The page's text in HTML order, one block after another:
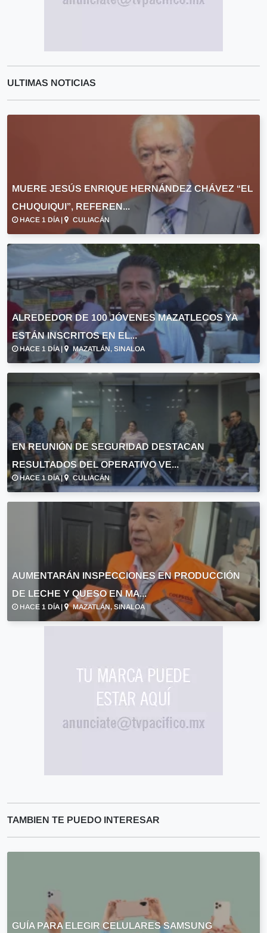
ULTIMAS NOTICIAS
MUERE JESÚS ENRIQUE HERNÁNDEZ CHÁVEZ “EL
CHUQUIQUI”, REFEREN...
HACE 1 DÍA | CULIACÁN
ALREDEDOR DE 100 JÓVENES MAZATLECOS YA
ESTÁN INSCRITOS EN EL...
HACE 1 DÍA | MAZATLÁN, SINALOA
EN REUNIÓN DE SEGURIDAD DESTACAN
RESULTADOS DEL OPERATIVO VE...
HACE 1 DÍA | CULIACÁN
AUMENTARÁN INSPECCIONES EN PRODUCCIÓN
DE LECHE Y QUESO EN MA...
HACE 1 DÍA | MAZATLÁN, SINALOA
TAMBIEN TE PUEDO INTERESAR
GUÍA PARA ELEGIR CELULARES SAMSUNG